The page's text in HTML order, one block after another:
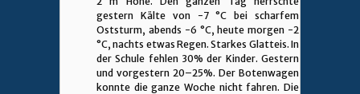
gestern Kälte von -7 °C bei scharfem
Oststurm, abends -6 °C, heute morgen -2
°C, nachts etwas Regen. Starkes Glatteis. In
der Schule fehlen 30% der Kinder. Gestern
und vorgestern 20–25%. Der Botenwagen
konnte die ganze Woche nicht fahren. Die